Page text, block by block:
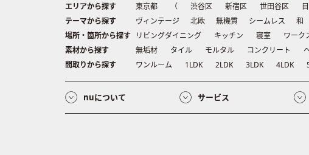
エリアから探す
東京都 （ 渋谷区 新宿区 世田谷区
テーマから探す
ヴィンテージ 北欧 無機質 シームレス 和
場所・箇所から探す リビングダイニング キッチン 寝室 ワーク
素材から探す
無垢材 タイル モルタル コンクリート
間取りから探す
ワンルーム 1LDK 2LDK 3LDK 4LDK
nuについて サービス